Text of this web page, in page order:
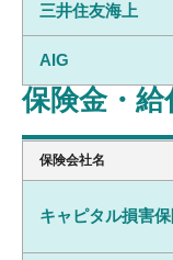
三井住友海上
AIG
保険金・
保険会社名
キャピタル損害